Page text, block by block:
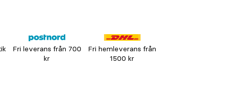
Fri leverans från 700
kr
Fri hemleverans från
1500 kr